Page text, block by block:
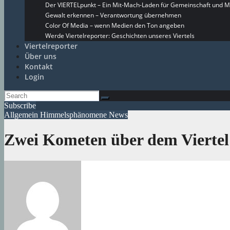
Der VIERTELpunkt – Ein Mit-Mach-Laden für Gemeinschaft und
Gewalt erkennen – Verantwortung übernehmen
Color Of Media – wenn Medien den Ton angeben
Werde Viertelreporter: Geschichten unseres Viertels
Viertelreporter
Über uns
Kontakt
Login
Subscribe
Allgemein Himmelsphänomene News
Zwei Kometen über dem Viertel